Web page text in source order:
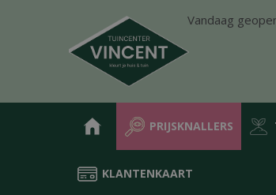
Home Plantengids
Vandaag
PRIJSKNALLERS
KLANTENKAART